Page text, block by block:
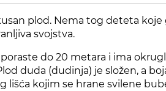
plod. Nema tog deteta koje
svojstva.
do 20 metara i ima
duda (dudinja) je složen, a
lišća kojim se hrane svilene